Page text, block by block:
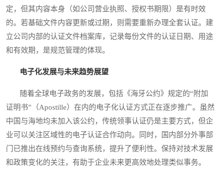
定，但其内容本身（如公司营业执照、授权书期限）是有时效
的。若基础文件内容更新或过期，则需要重新办理全套认证。建
立公司内部的认证文件档案库，记录每份文件的认证日期、用途
和有效期，是规范管理的体现。
电子化发展与未来趋势展望
随着全球电子政务的发展，包括《海牙公约》规定的“附加
证明书”（Apostille）在内的电子化认证方式正在逐步推广。虽然
中国与海地均未加入该公约，传统领事认证仍是主要方式，但企
业可以关注区域性的电子认证合作动向。同时，国内部分外事部
门已推出在线预约与查询系统，提升了便利性。保持对技术发展
和政策变化的关注，有助于企业未来更高效地处理类似事务。